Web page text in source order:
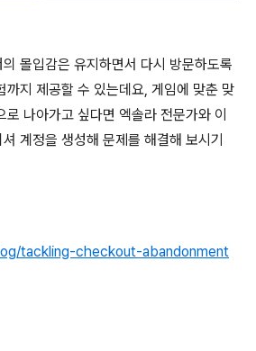
몰입감은 유지하면서 다시 방문하도록
까지 제공할 수 있는데요, 게임에 맞춘 맞
나아가고 싶다면 엑솔라 전문가와 이
계정을 생성해 문제를 해결해 보시기
tackling-checkout-abandonment